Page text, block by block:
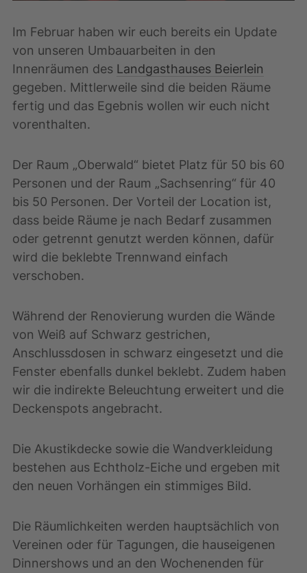
Im Februar haben wir euch bereits ein Update
von unseren Umbauarbeiten in den
Innenräumen des Landgasthauses Beierlein
gegeben. Mittlerweile sind die beiden Räume
fertig und das Egebnis wollen wir euch nicht
vorenthalten.
Der Raum „Oberwald“ bietet Platz für 50 bis 60
Personen und der Raum „Sachsenring“ für 40
bis 50 Personen. Der Vorteil der Location ist,
dass beide Räume je nach Bedarf zusammen
oder getrennt genutzt werden können, dafür
wird die beklebte Trennwand einfach
verschoben.
Während der Renovierung wurden die Wände
von Weiß auf Schwarz gestrichen,
Anschlussdosen in schwarz eingesetzt und die
Fenster ebenfalls dunkel beklebt. Zudem haben
wir die indirekte Beleuchtung erweitert und die
Deckenspots angebracht.
Die Akustikdecke sowie die Wandverkleidung
bestehen aus Echtholz-Eiche und ergeben mit
den neuen Vorhängen ein stimmiges Bild.
Die Räumlichkeiten werden hauptsächlich von
Vereinen oder für Tagungen, die hauseigenen
Dinnershows und an den Wochenenden für